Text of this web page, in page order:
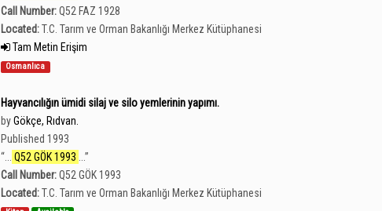
Call Number:Q52 FAZ 1928
Located:T.C. Tarım ve Orman Bakanlığı Merkez Kütüphanesi
Tam Metin Erişim
Osmanlıca
Hayvancılığın ümidi silaj ve silo yemlerinin yapımı.
byGökçe, Rıdvan.
Published 1993
“
Q52 GÖK 1993
”
Call Number:Q52 GÖK 1993
Located:T.C. Tarım ve Orman Bakanlığı Merkez Kütüphanesi